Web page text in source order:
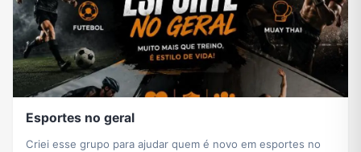
Esportes no geral
Criei esse grupo para ajudar quem é novo em esportes no